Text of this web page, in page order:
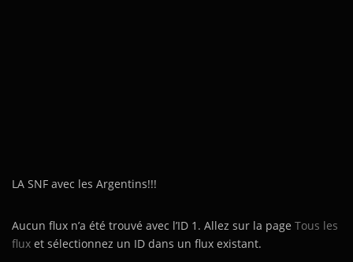
LA SNF avec les Argentins!!!
Aucun flux n’a été trouvé avec l’ID 1. Allez sur la page Tous les
flux et sélectionnez un ID dans un flux existant.